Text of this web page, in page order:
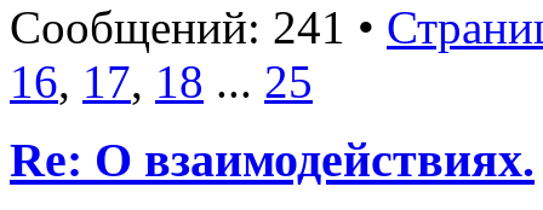
Сообщений: 241 •
16, 17, 18 ... 25
Re: О взаимодействиях.